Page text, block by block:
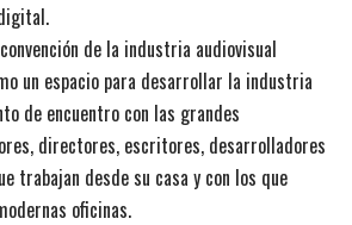
de la industria audiovisual
un espacio para desarrollar la industria
de encuentro con las grandes
directores, escritores, desarrolladores
trabajan desde su casa y con los que
oficinas.